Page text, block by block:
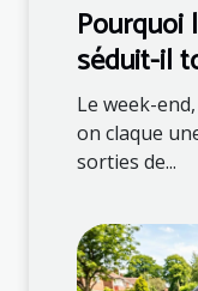
Pourquoi
séduit-il
?
Le week-
on claque
sorties de...